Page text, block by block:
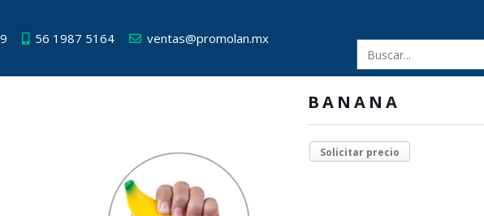
56 1987 5164 ventas@promolan.mx
BANANA
Solicitar precio